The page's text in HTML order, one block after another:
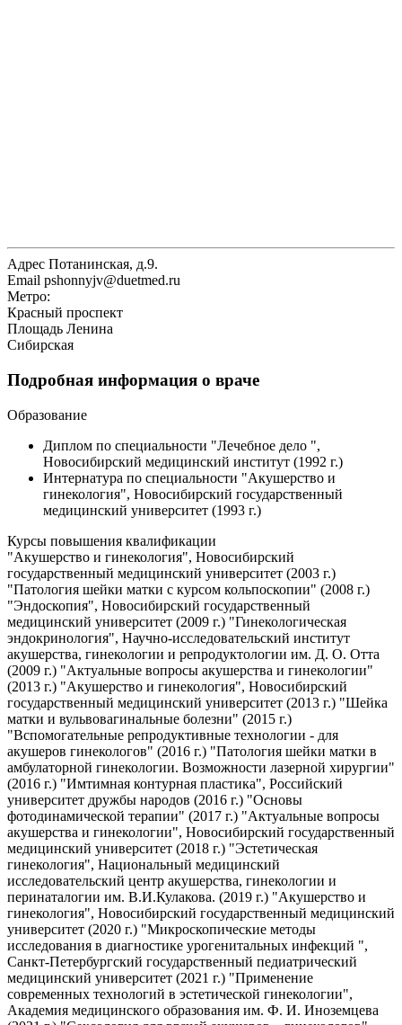
Адрес Потанинская, д.9.
Email pshonnyjv@duetmed.ru
Метро:
Красный проспект
Площадь Ленина
Сибирская
Подробная информация о враче
Образование
Диплом по специальности "Лечебное дело ",
Новосибирский медицинский институт (1992 г.)
Интернатура по специальности "Акушерство и
гинекология", Новосибирский государственный
медицинский университет (1993 г.)
Курсы повышения квалификации
"Акушерство и гинекология", Новосибирский
государственный медицинский университет (2003 г.)
"Патология шейки матки с курсом кольпоскопии" (2008 г.)
"Эндоскопия", Новосибирский государственный
медицинский университет (2009 г.) "Гинекологическая
эндокринология", Научно-исследовательский институт
акушерства, гинекологии и репродуктологии им. Д. О. Отта
(2009 г.) "Актуальные вопросы акушерства и гинекологии"
(2013 г.) "Акушерство и гинекология", Новосибирский
государственный медицинский университет (2013 г.) "Шейка
матки и вульвовагинальные болезни" (2015 г.)
"Вспомогательные репродуктивные технологии - для
акушеров гинекологов" (2016 г.) "Патология шейки матки в
амбулаторной гинекологии. Возможности лазерной хирургии"
(2016 г.) "Имтимная контурная пластика", Российский
университет дружбы народов (2016 г.) "Основы
фотодинамической терапии" (2017 г.) "Актуальные вопросы
акушерства и гинекологии", Новосибирский государственный
медицинский университет (2018 г.) "Эстетическая
гинекология", Национальный медицинский
исследовательский центр акушерства, гинекологии и
перинаталогии им. В.И.Кулакова. (2019 г.) "Акушерство и
гинекология", Новосибирский государственный медицинский
университет (2020 г.) "Микроскопические методы
исследования в диагностике урогенитальных инфекций ",
Санкт-Петербургский государственный педиатрический
медицинский университет (2021 г.) "Применение
современных технологий в эстетической гинекологии",
Академия медицинского образования им. Ф. И. Иноземцева